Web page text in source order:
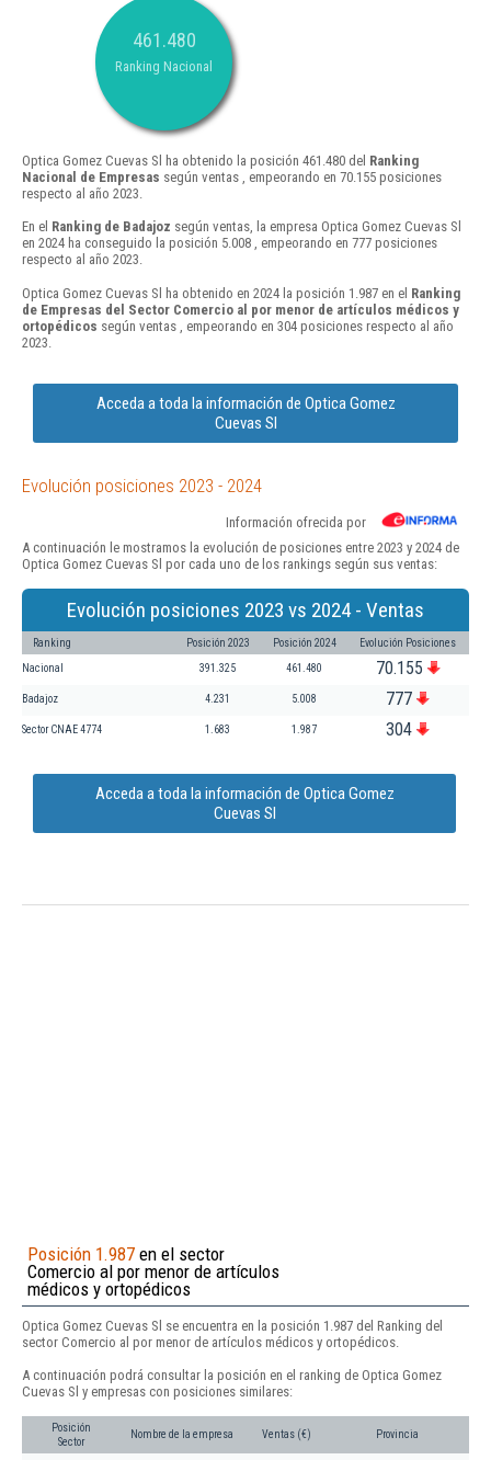
461.480
Ranking Nacional
Optica Gomez Cuevas Sl ha obtenido la posición 461.480 del Ranking
Nacional de Empresas según ventas , empeorando en 70.155 posiciones
respecto al año 2023.
En el Ranking de Badajoz según ventas, la empresa Optica Gomez Cuevas Sl
en 2024 ha conseguido la posición 5.008 , empeorando en 777 posiciones
respecto al año 2023.
Optica Gomez Cuevas Sl ha obtenido en 2024 la posición 1.987 en el Ranking
de Empresas del Sector Comercio al por menor de artículos médicos y
ortopédicos según ventas , empeorando en 304 posiciones respecto al año
2023.
Acceda a toda la información de Optica Gomez
Cuevas Sl
Evolución posiciones 2023 - 2024
Información ofrecida por
A continuación le mostramos la evolución de posiciones entre 2023 y 2024 de
Optica Gomez Cuevas Sl por cada uno de los rankings según sus ventas:
Evolución posiciones 2023 vs 2024 - Ventas
Ranking Posición 2023 Posición 2024 Evolución Posiciones
Nacional 391.325 461.480 70.155
Badajoz 4.231 5.008 777
Sector CNAE 4774 1.683 1.987 304
Acceda a toda la información de Optica Gomez
Cuevas Sl
Posición 1.987 en el sector
Comercio al por menor de artículos
médicos y ortopédicos
Optica Gomez Cuevas Sl se encuentra en la posición 1.987 del Ranking del
sector Comercio al por menor de artículos médicos y ortopédicos.
A continuación podrá consultar la posición en el ranking de Optica Gomez
Cuevas Sl y empresas con posiciones similares:
Posición
Sector
Nombre de la empresa Ventas (€) Provincia